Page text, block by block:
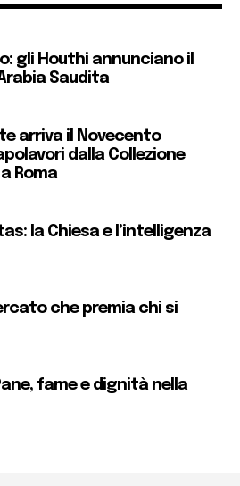
gli Houthi annunciano il
Saudita
arriva il Novecento
dalla Collezione
Roma
la Chiesa e l’intelligenza
che premia chi si
fame e dignità nella